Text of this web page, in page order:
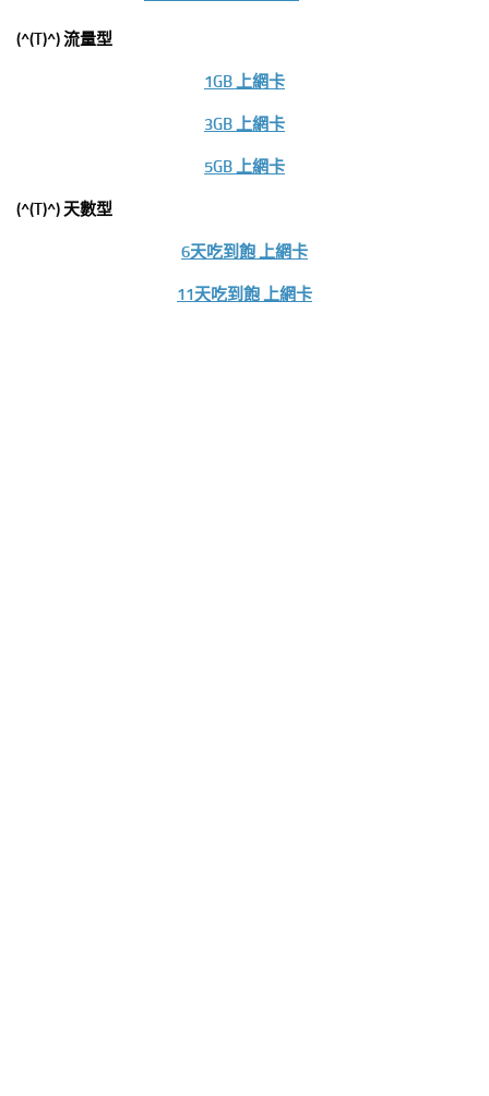
(^(T)^) 流量型
1GB 上網卡
3GB 上網卡
5GB 上網卡
(^(T)^) 天數型
6天吃到飽 上網卡
11天吃到飽 上網卡